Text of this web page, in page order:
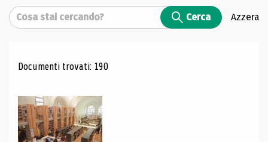
Cerca Cerca Azzera
Risultati di ricerca
Documenti trovati: 190